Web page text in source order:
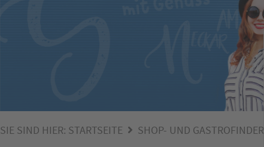
SIE SIND HIER: STARTSEITE SHOP- UND GASTROFINDER